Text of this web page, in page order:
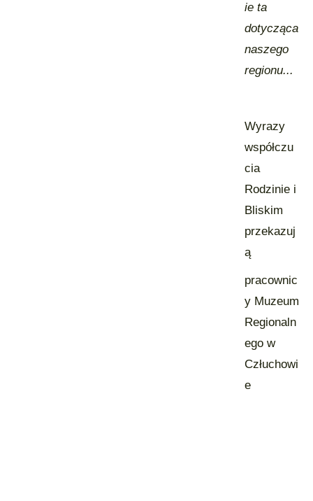
ie ta
dotycząca
naszego
regionu...
Wyrazy
współczu
cia
Rodzinie i
Bliskim
przekazuj
ą
pracownic
y Muzeum
Regionaln
ego w
Człuchowi
e